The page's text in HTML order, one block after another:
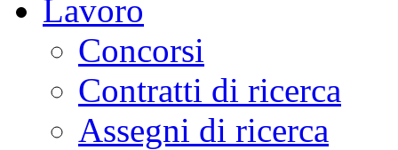
Lavoro
Concorsi
Contratti di ricerca
Assegni di ricerca